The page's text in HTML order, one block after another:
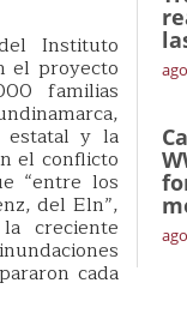
Instituto
el proyecto
familias
estatal y la
el conflicto
“entre los
del Eln”,
creciente
cada